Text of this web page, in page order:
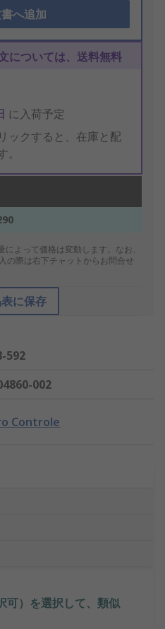
へ追加
については、送料無料
に入荷予定
ックすると、在庫と配
よって価格は変動します。なお、
の際は右下チャットからお問合せ
に保存
592
002
Controle
可）を選択して、類似